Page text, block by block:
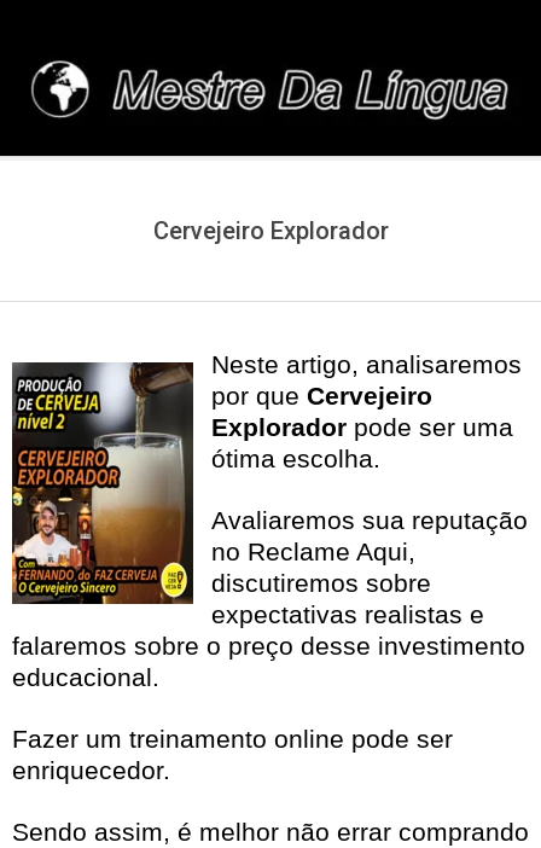
content
Cervejeiro Explorador
Neste artigo, analisaremos
por que Cervejeiro
Explorador pode ser uma
ótima escolha.
Avaliaremos sua reputação
no Reclame Aqui,
discutiremos sobre
expectativas realistas e
falaremos sobre o preço desse investimento
educacional.
Fazer um treinamento online pode ser
enriquecedor.
Sendo assim, é melhor não errar comprando